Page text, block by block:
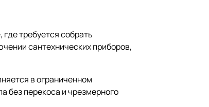
требуется собрать
сантехнических приборов,
в ограниченном
без перекоса и чрезмерного